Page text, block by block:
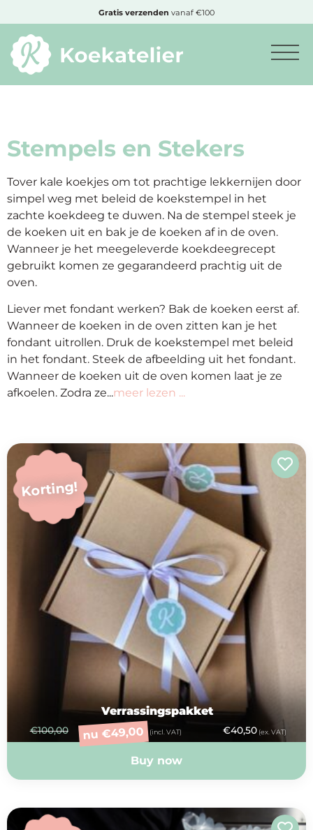
Minimum
Nieuwe
producten
Producten
op
soort
Producten
op
thema
Maatwerk
Gratis
Outlet
Cadeautjebij bestelling vanaf €50,-
Stempels en Stekers
Tover kale koekjes om tot prachtige lekkernijen door
simpel weg met beleid de koekstempel in het
zachte koekdeeg te duwen. Na de stempel steek je
de koeken uit en bak je de koeken af in de oven.
Wanneer je het meegeleverde koekdeegrecept
gebruikt komen ze gegarandeerd prachtig uit de
oven.
Liever met fondant werken? Bak de koeken eerst af.
Wanneer de koeken in de oven zitten kan je het
fondant uitrollen. Druk de koekstempel met beleid
in het fondant. Steek de afbeelding uit het fondant.
Wanneer de koeken uit de oven komen laat je ze
afkoelen. Zodra ze...meer lezen ...
Korting!
Verrassingspakket
€100,00 nu €49,00 (incl. VAT) €40,50 (ex. VAT)
Buy now